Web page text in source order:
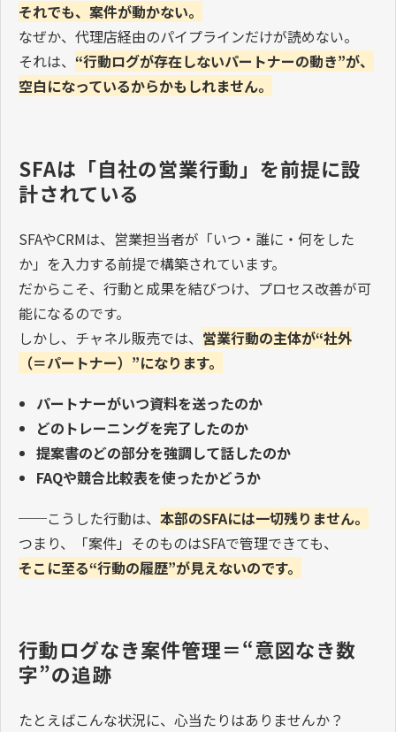
それでも、案件が動かない。
なぜか、代理店経由のパイプラインだけが読めない。
それは、 “行動ログが存在しないパートナーの動き”が、
空白になっているからかもしれません。
SFAは「自社の営業行動」を前提に設
計されている
SFAやCRMは、営業担当者が「いつ・誰に・何をした
か」を入力する前提で構築されています。
だからこそ、行動と成果を結びつけ、プロセス改善が可
能になるのです。
しかし、チャネル販売では、 営業行動の主体が“社外
（＝パートナー） ”になります。
パートナーがいつ資料を送ったのか
どのトレーニングを完了したのか
提案書のどの部分を強調して話したのか
FAQや競合比較表を使ったかどうか
──こうした行動は、 本部のSFAには一切残りません。
つまり、「案件」そのものはSFAで管理できても、
そこに至る“行動の履歴”が見えないのです。
行動ログなき案件管理＝“意図なき数
字”の追跡
たとえばこんな状況に、心当たりはありませんか？